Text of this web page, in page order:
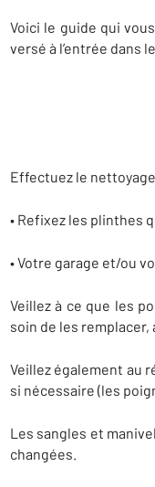
Voici le guide qui
versé à l’entrée dans
Effectuez le
• Refixez les plinthes
• Votre garage et/ou
Veillez à ce que les
soin de les
Veillez également au
si nécessaire (les
Les sangles et
changées.